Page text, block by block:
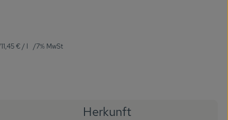
11,45 € / l 7% MwSt
Herkunft